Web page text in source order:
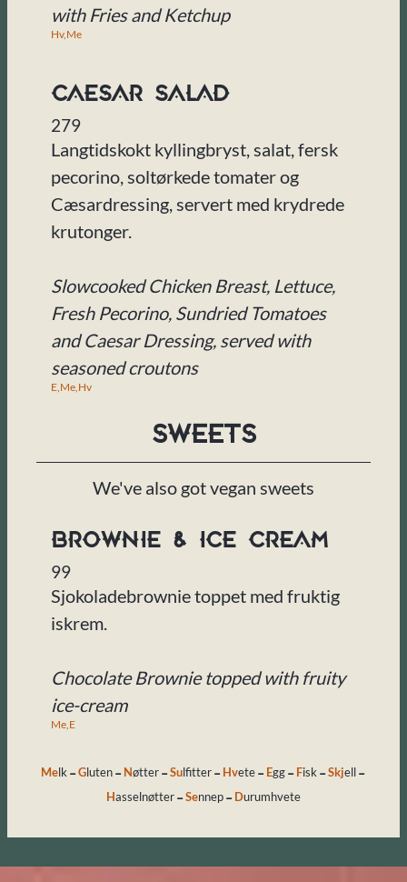
with Fries and Ketchup
Hv,Me
Caesar Salad
279
Langtidskokt kyllingbryst, salat, fersk
pecorino, soltørkede tomater og
Cæsardressing, servert med krydrede
krutonger.
Slowcooked Chicken Breast, Lettuce,
Fresh Pecorino, Sundried Tomatoes
and Caesar Dressing, served with
seasoned croutons
E,Me,Hv
Sweets
We've also got vegan sweets
BROWNIE & ICE CREAM
99
Sjokoladebrownie toppet med fruktig
iskrem.
Chocolate Brownie topped with fruity
ice-cream
Me,E
Melk -Gluten - Nøtter -Sulfitter - Hvete - Egg - Fisk -Skjell -
Hasselnøtter-Sennep-Durumhvete